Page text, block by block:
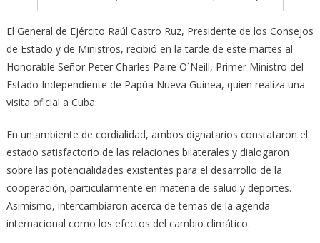
El General de Ejército Raúl Castro Ruz, Presidente de los Consejos
de Estado y de Ministros, recibió en la tarde de este martes al
Honorable Señor Peter Charles Paire O´Neill, Primer Ministro del
Estado Independiente de Papúa Nueva Guinea, quien realiza una
visita oficial a Cuba.
En un ambiente de cordialidad, ambos dignatarios constataron el
estado satisfactorio de las relaciones bilaterales y dialogaron
sobre las potencialidades existentes para el desarrollo de la
cooperación, particularmente en materia de salud y deportes.
Asimismo, intercambiaron acerca de temas de la agenda
internacional como los efectos del cambio climático.